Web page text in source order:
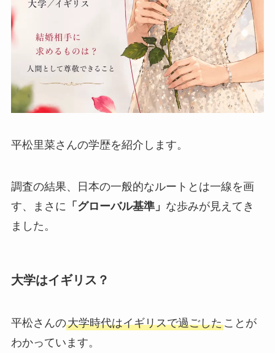
平松里菜さんの学歴を紹介します。
調査の結果、日本の一般的なルートとは一線を画
す、まさに 「グローバル基準」 な歩みが見えてき
ました。
大学はイギリス？
平松さんの大学時代はイギリスで過ごしたことが
わかっています。